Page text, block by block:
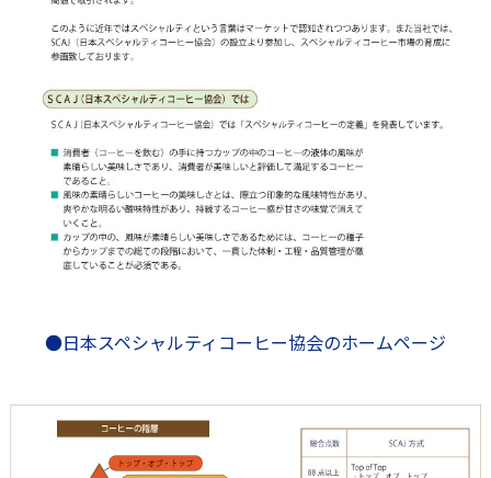
●日本スペシャルティコーヒー協会のホームページ